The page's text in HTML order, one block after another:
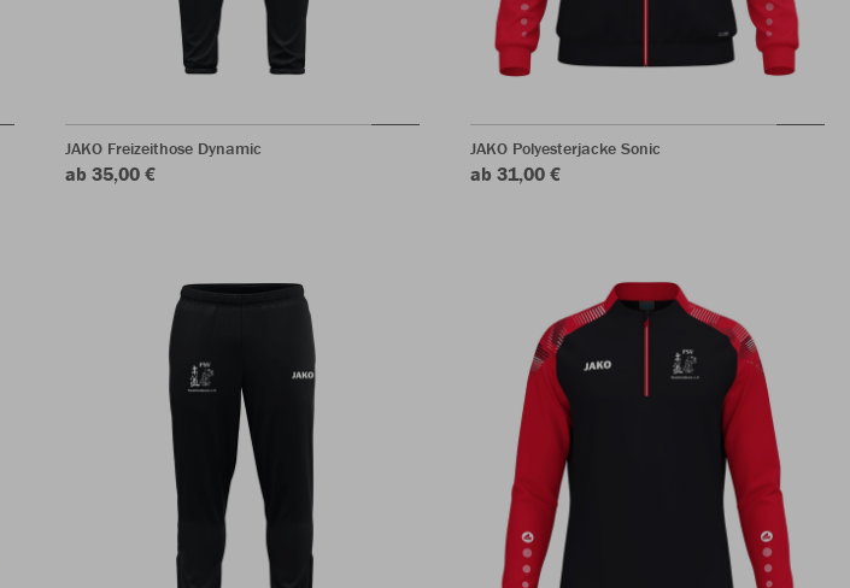
JAKO Freizeithose Dynamic
ab 35,00 €
JAKO Polyesterjacke Sonic
ab 31,00 €